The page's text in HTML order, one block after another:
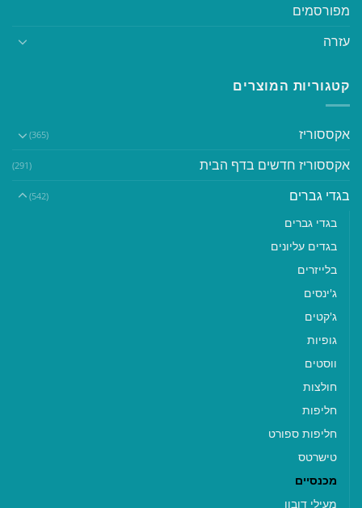
מפורסמים
עזרה
קטגוריות המוצרים
אקססוריז (365)
אקססוריז חדשים בדף הבית (291)
בגדי גברים (542)
בגדי גברים
בגדים עליונים
בלייזרים
ג'ינסים
ג'קטים
גופיות
ווסטים
חולצות
חליפות
חליפות ספורט
טישרטס
מכנסיים
מעילי דובון